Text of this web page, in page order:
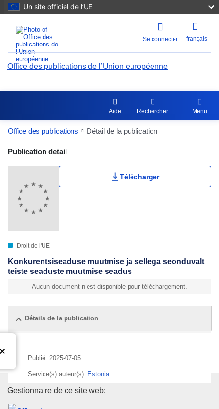
Un site officiel de l’UE
Se connecter français
Office des publications de l’Union européenne
Aide Rechercher Menu
Office des publications Détail de la publication
Publication Detail Actions Portlet
Publication detail
Droit de l'UE
Télécharger
Konkurentsiseaduse muutmise ja sellega seonduvalt
teiste seaduste muutmise seadus
Aucun document n’est disponible pour téléchargement.
Détails de la publication
Publié: 2025-07-05
Service(s) auteur(s): Estonia
CELEX : 72019L0001EST_202503854
Office des publications de
Gestionnaire de ce site web: